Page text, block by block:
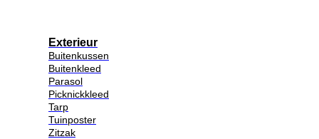
Exterieur
Buitenkussen
Buitenkleed
Parasol
Picknickkleed
Tarp
Tuinposter
Zitzak